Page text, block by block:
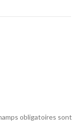
obligatoires sont